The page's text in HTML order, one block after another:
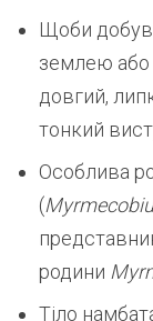
Щоби
землею або
довгий,
тонкий
Особлива
(
родини
Тіло